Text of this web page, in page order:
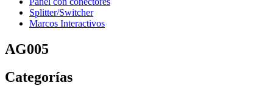
Splitter/Switcher
Marcos Interactivos
AG005
Categorías